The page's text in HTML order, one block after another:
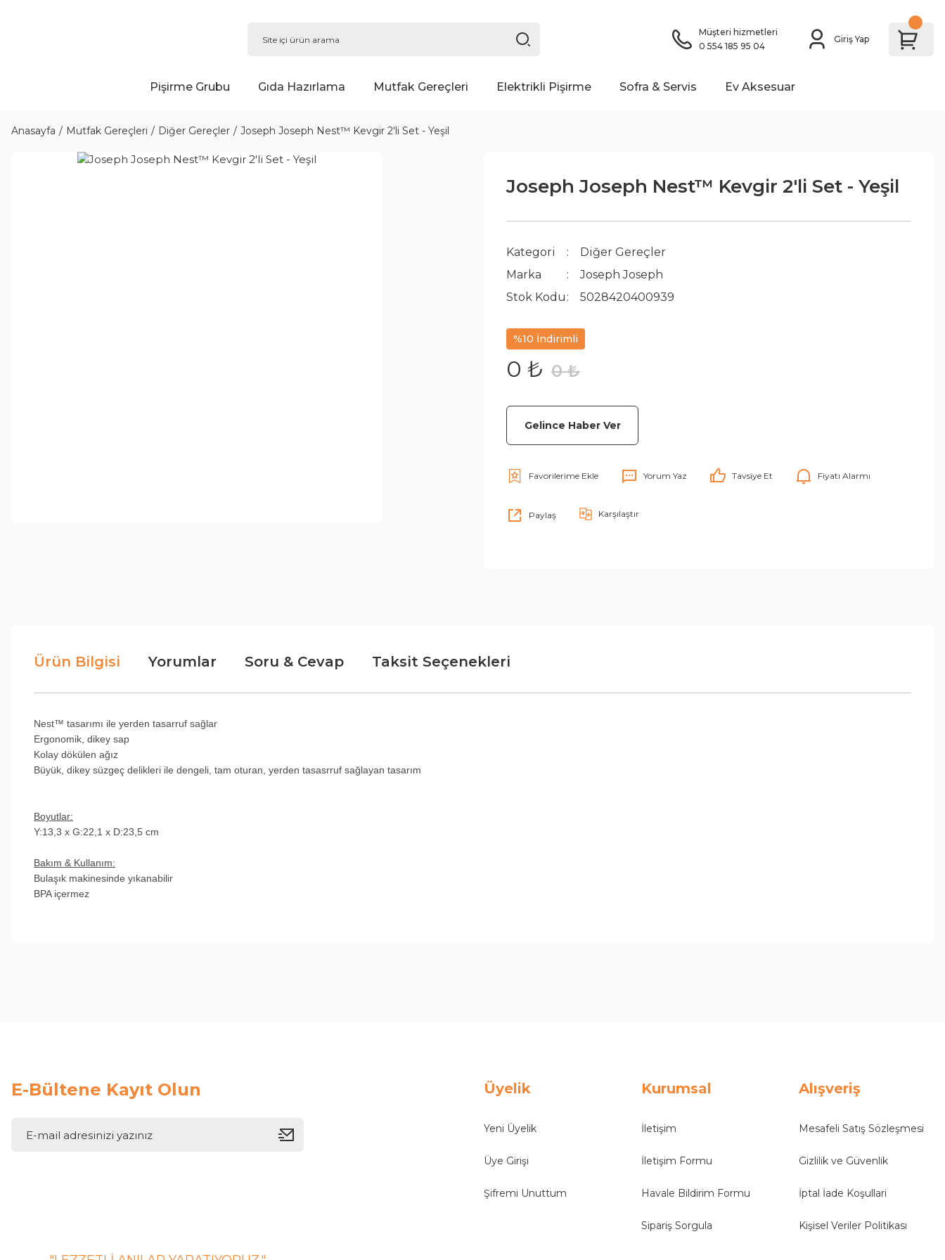
Müşteri hizmetleri
0 554 185 95 04
Giriş Yap
Pişirme Grubu Gıda Hazırlama Mutfak Gereçleri Elektrikli Pişirme Sofra & Servis Ev Aksesuar
Anasayfa Mutfak Gereçleri Diğer Gereçler Joseph Joseph Nest™ Kevgir 2'li Set - Yeşil
Joseph Joseph Nest™ Kevgir 2'li Set - Yeşil
Kategori
Diğer Gereçler
Marka
Joseph Joseph
Stok Kodu
5028420400939
%10 İndirimli
0 ₺ 0 ₺
Gelince Haber Ver
Yorum Yaz Tavsiye Et Fiyatı Alarmı
Paylaş Karşılaştır
Ürün Bilgisi Yorumlar Soru & Cevap Taksit Seçenekleri
Nest™ tasarımı ile yerden tasarruf sağlar
Ergonomik, dikey sap
Kolay dökülen ağız
Büyük, dikey süzgeç delikleri ile dengeli, tam oturan, yerden tasasrruf sağlayan tasarım
Boyutlar:
Y:13,3 x G:22,1 x D:23,5 cm
Bakım & Kullanım:
Bulaşık makinesinde yıkanabilir
BPA içermez
E-Bültene Kayıt Olun Üyelik
Yeni Üyelik
Üye Girişi
Şifremi Unuttum
Kurumsal
İletişim
İletişim Formu
Havale Bildirim Formu
Sipariş Sorgula
Alışveriş
Mesafeli Satış Sözleşmesi
Gizlilik ve Güvenlik
İptal İade Koşullari
Kişisel Veriler Politikası